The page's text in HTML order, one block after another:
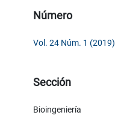
Número
Vol. 24 Núm. 1 (2019)
Sección
Bioingeniería